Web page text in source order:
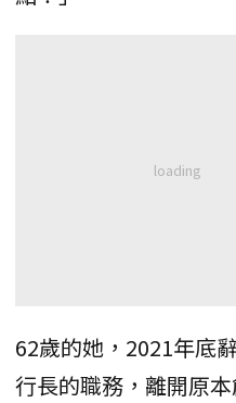
62歲的她，2021年底
行長的職務，離開原